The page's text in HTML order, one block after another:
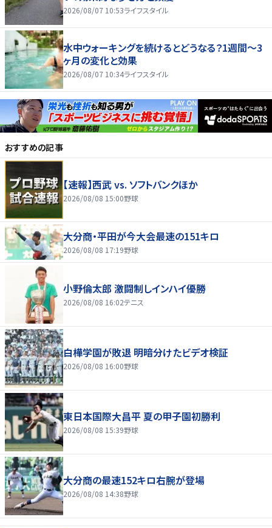
2026/08/07 10:53ライフスタイル
水中ウォーキングを続けるとどうなる？1週間～3
ヶ月の変化と効果
2026/08/07 10:34ライフスタイル
おすすめの記事
【速報】西武 vs. ソフトバンクほか
2026/08/08 15:00野球
大分商・平田が今大会最速の151キロ
2026/08/08 17:19野球
小野倫太郎 激闘制しインハイ優勝
2026/08/08 16:02テニス
白樺学園が敗退 明暗分けたビデオ検証
2026/08/08 16:00野球
東日本国際大昌平 夏の甲子園初勝利
2026/08/08 15:39野球
大分商の最速152キロ右腕が登場
2026/08/08 14:38野球